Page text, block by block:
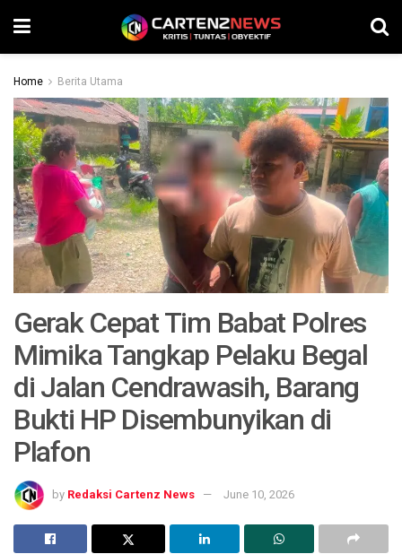
Home Berita Utama
Gerak Cepat Tim Babat Polres
Mimika Tangkap Pelaku Begal
di Jalan Cendrawasih, Barang
Bukti HP Disembunyikan di
Plafon
by Redaksi Cartenz News June 10, 2026